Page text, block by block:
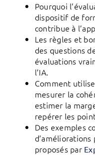
Pourquoi
dispositif de
contribue à
Les règles et
des questions
évaluations
l’IA.
Comment
mesurer la
estimer la
repérer les
Des exemples
proposés par